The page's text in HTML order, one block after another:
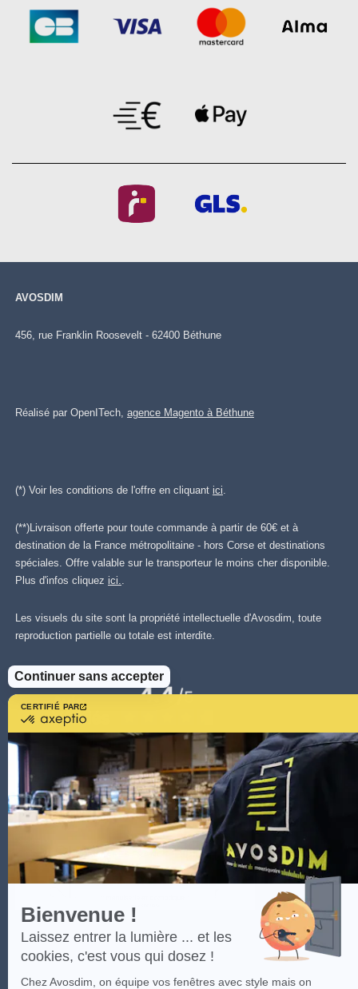
CERTIFIÉ PAR
savoir
plus
sur
Axeptio
Bienvenue !
Laissez entrer la lumière ... et les
cookies, c'est vous qui dosez !
Chez Avosdim, on équipe vos fenêtres avec style mais on
Continuer sans accepter
AVOSDIM
456, rue Franklin Roosevelt - 62400 Béthune
Réalisé par OpenITech, agence Magento à Béthune
(*) Voir les conditions de l'offre en cliquant ici
(**)Livraison offerte pour toute commande à partir de 60€ et à
destination de la France métropolitaine - hors Corse et destinations
spéciales. Offre valable sur le transporteur le moins cher disponible.
Plus d'infos cliquez ici.
Les visuels du site sont la propriété intellectuelle d'Avosdim, toute
reproduction partielle ou totale est interdite.